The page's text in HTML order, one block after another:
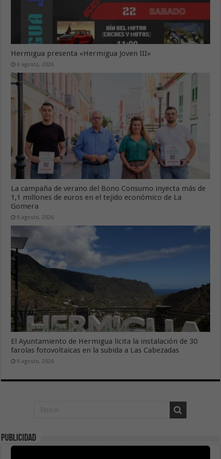
Hermigua presenta «Hermigua Joven III»
6 agosto, 2026
La campaña de verano del Bono Consumo inyecta más de
1,1 millones de euros en el tejido económico de La
Gomera
6 agosto, 2026
El Ayuntamiento de Hermigua licita la instalación de 30
farolas fotovoltaicas en la subida a Las Cabezadas
6 agosto, 2026
Publicidad